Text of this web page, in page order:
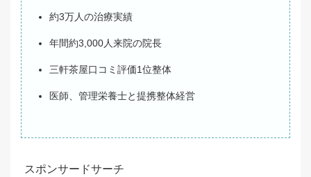
約3万人の治療実績
年間約3,000人来院の院長
三軒茶屋口コミ評価1位整体
医師、管理栄養士と提携整体経営
スポンサードサーチ